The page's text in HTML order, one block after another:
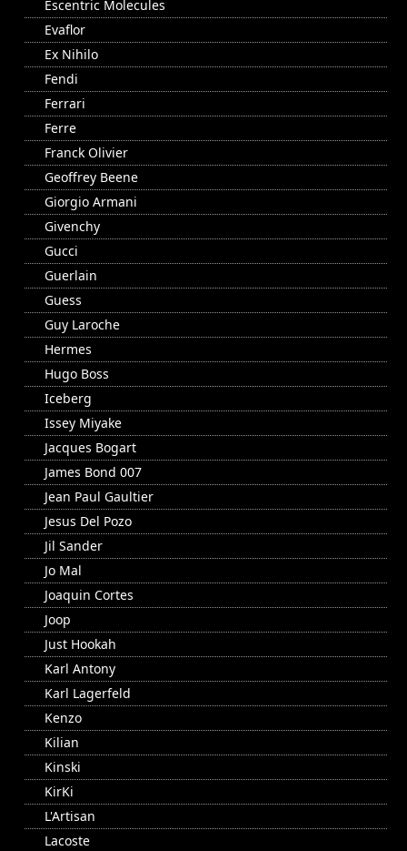
Escentric Molecules
Evaflor
Ex Nihilo
Fendi
Ferrari
Ferre
Franck Olivier
Geoffrey Beene
Giorgio Armani
Givenchy
Gucci
Guerlain
Guess
Guy Laroche
Hermes
Hugo Boss
Iceberg
Issey Miyake
Jacques Bogart
James Bond 007
Jean Paul Gaultier
Jesus Del Pozo
Jil Sander
Jo Mal
Joaquin Cortes
Joop
Just Hookah
Karl Antony
Karl Lagerfeld
Kenzo
Kilian
Kinski
KirKi
L'Artisan
Lacoste